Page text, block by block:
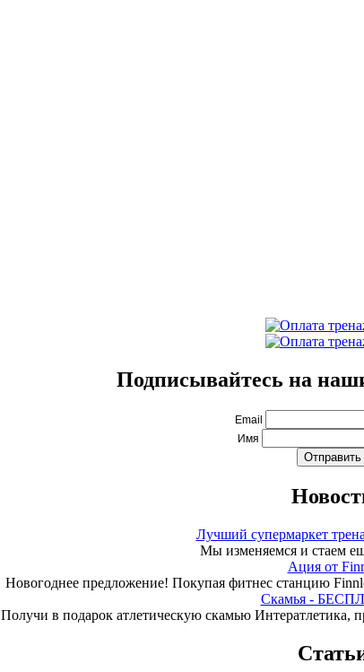
Подписывайтесь на
Email
Имя
Лучший супермаркет
Мы изменяемся и стаем
Ация от
Новогоднее предложение! Покупая фитнес станцию
Скамья -
Получи в подарок атлетическую скамью Интератлетика,